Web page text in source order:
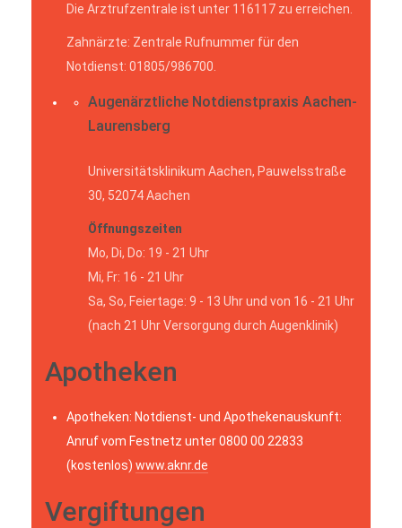
Die Arztrufzentrale ist unter 116117 zu erreichen.
Zahnärzte: Zentrale Rufnummer für den
Notdienst: 01805/986700.
Augenärztliche Notdienstpraxis Aachen-
Laurensberg
Universitätsklinikum Aachen, Pauwelsstraße
30, 52074 Aachen
Öffnungszeiten
Mo, Di, Do: 19 - 21 Uhr
Mi, Fr: 16 - 21 Uhr
Sa, So, Feiertage: 9 - 13 Uhr und von 16 - 21 Uhr
(nach 21 Uhr Versorgung durch Augenklinik)
Apotheken
Apotheken: Notdienst- und Apothekenauskunft:
Anruf vom Festnetz unter 0800 00 22833
(kostenlos) www.aknr.de
Vergiftungen